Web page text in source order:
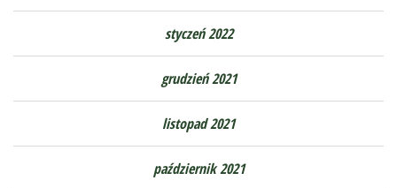
styczeń 2022
grudzień 2021
listopad 2021
październik 2021